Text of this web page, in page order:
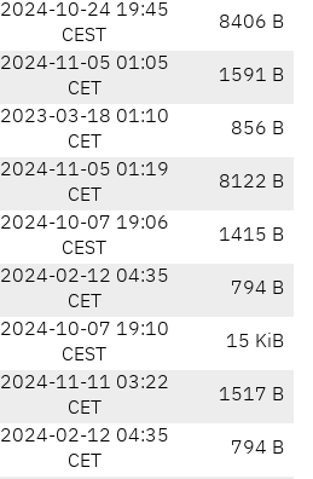
2024-10-24 19:45
CEST
8406 B
2024-11-05 01:05
CET
1591 B
2023-03-18 01:10
CET
856 B
2024-11-05 01:19
CET
8122 B
2024-10-07 19:06
CEST
1415 B
2024-02-12 04:35
CET
794 B
2024-10-07 19:10
CEST
15 KiB
2024-11-11 03:22
CET
1517 B
2024-02-12 04:35
CET
794 B